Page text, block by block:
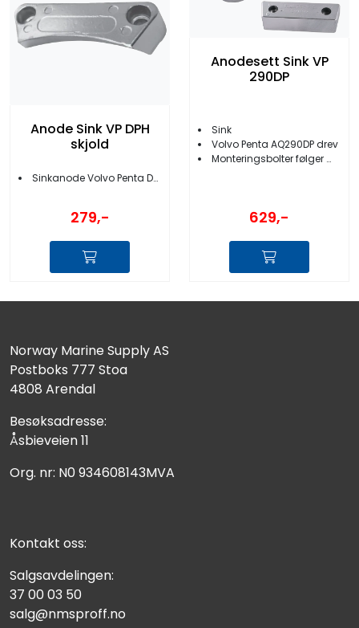
Anode Sink VP DPH
skjold
Sinkanode Volvo Penta DPH drev
279,-
Anodesett Sink VP
290DP
Sink
Volvo Penta AQ290DP drev
Monteringsbolter følger med
629,-
Norway Marine Supply AS
Postboks 777 Stoa
4808 Arendal
Besøksadresse:
Åsbieveien 11
Org. nr: N0 934608143MVA
Kontakt oss:
Salgsavdelingen:
37 00 03 50
salg@nmsproff.no